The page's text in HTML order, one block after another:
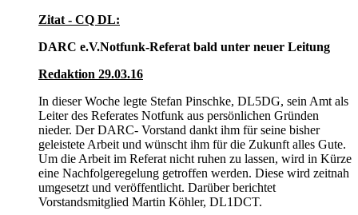
Zitat - CQ DL:
DARC e.V.Notfunk-Referat bald unter neuer Leitung
Redaktion 29.03.16
In dieser Woche legte Stefan Pinschke, DL5DG, sein Amt als
Leiter des Referates Notfunk aus persönlichen Gründen
nieder. Der DARC- Vorstand dankt ihm für seine bisher
geleistete Arbeit und wünscht ihm für die Zukunft alles Gute.
Um die Arbeit im Referat nicht ruhen zu lassen, wird in Kürze
eine Nachfolgeregelung getroffen werden. Diese wird zeitnah
umgesetzt und veröffentlicht. Darüber berichtet
Vorstandsmitglied Martin Köhler, DL1DCT.